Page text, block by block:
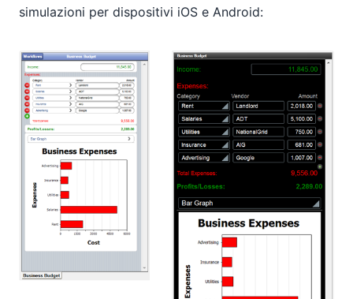
simulazioni per dispositivi iOS e Android: